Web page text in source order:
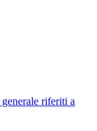
riferiti a